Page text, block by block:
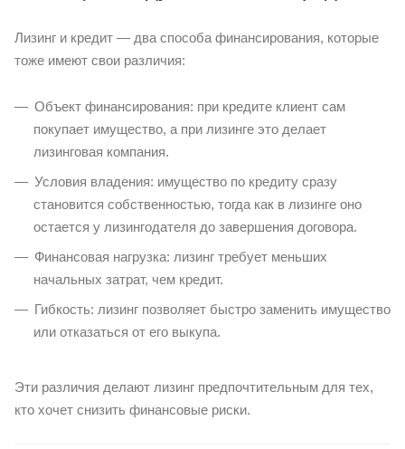
Лизинг и кредит — два способа финансирования, которые
тоже имеют свои различия:
Объект финансирования: при кредите клиент сам
покупает имущество, а при лизинге это делает
лизинговая компания.
Условия владения: имущество по кредиту сразу
становится собственностью, тогда как в лизинге оно
остается у лизингодателя до завершения договора.
Финансовая нагрузка: лизинг требует меньших
начальных затрат, чем кредит.
Гибкость: лизинг позволяет быстро заменить имущество
или отказаться от его выкупа.
Эти различия делают лизинг предпочтительным для тех,
кто хочет снизить финансовые риски.